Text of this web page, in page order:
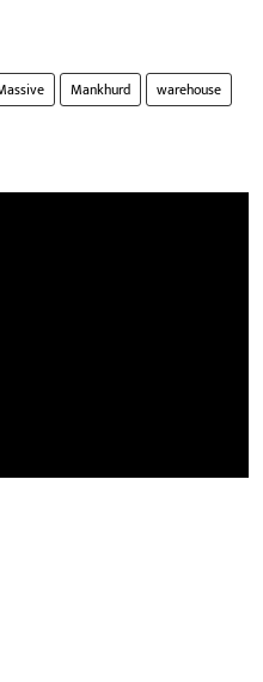
Mankhurd warehouse